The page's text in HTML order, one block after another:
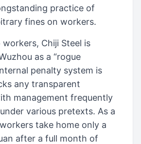
practice of
fines on workers.
Chiji Steel is
as a “rogue
penalty system is
any transparent
management frequently
various pretexts. As a
take home only a
after a full month of